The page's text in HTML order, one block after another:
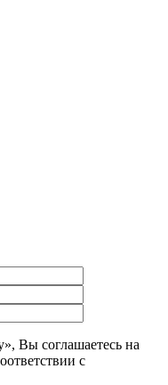
Вы соглашаетесь на
с